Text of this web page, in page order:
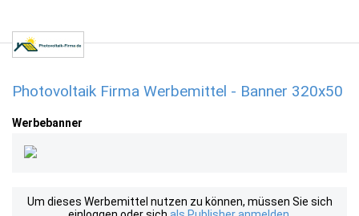
Photovoltaik Firma Werbemittel - Banner 320x50
Werbebanner
Um dieses Werbemittel nutzen zu können, müssen Sie sich